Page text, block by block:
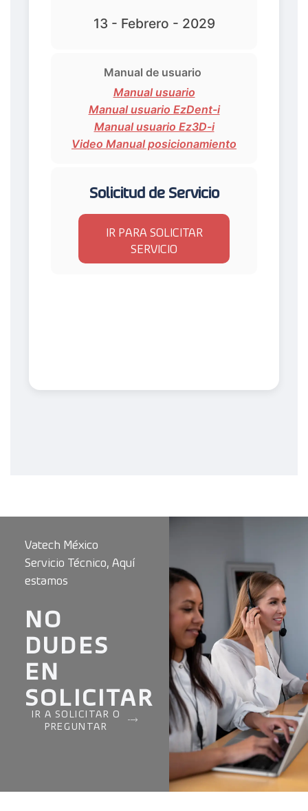
13 - Febrero - 2029
Manual de usuario
Manual usuario
Manual usuario EzDent-i
Manual usuario Ez3D-i
Video Manual posicionamiento
Solicitud de Servicio
IR PARA SOLICITAR
SERVICIO
Vatech México
Servicio Técnico, Aquí
estamos
NO
DUDES
EN
SOLICITAR
IR A SOLICITAR O
PREGUNTAR